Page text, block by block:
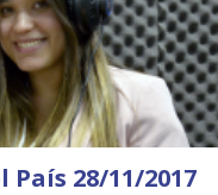
28/11/2017